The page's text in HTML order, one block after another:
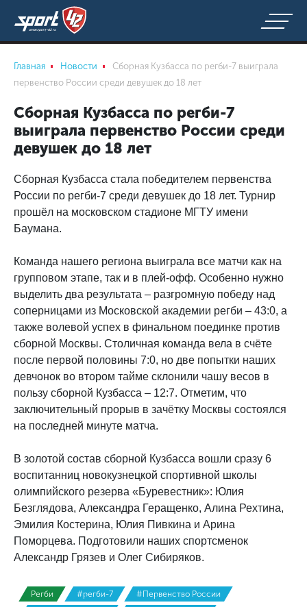
Главная Новости
Сборная Кузбасса по регби-7 выиграла
первенство России среди девушек до 18 лет
Сборная Кузбасса по регби-7
выиграла первенство России среди
девушек до 18 лет
Сборная Кузбасса стала победителем первенства
России по регби-7 среди девушек до 18 лет. Турнир
прошёл на московском стадионе МГТУ имени
Баумана.
Команда нашего региона выиграла все матчи как на
групповом этапе, так и в плей-офф. Особенно нужно
выделить два результата – разгромную победу над
соперницами из Московской академии регби – 43:0, а
также волевой успех в финальном поединке против
сборной Москвы. Столичная команда вела в счёте
после первой половины 7:0, но две попытки наших
девчонок во втором тайме склонили чашу весов в
пользу сборной Кузбасса – 12:7. Отметим, что
заключительный прорыв в зачётку Москвы состоялся
на последней минуте матча.
В золотой состав сборной Кузбасса вошли сразу 6
воспитанниц новокузнецкой спортивной школы
олимпийского резерва «Буревестник»: Юлия
Безглядова, Александра Геращенко, Алина Рехтина,
Эмилия Костерина, Юлия Пивкина и Арина
Поморцева. Подготовили наших спортсменок
Александр Грязев и Олег Сибиряков.
Регби #регби-7
#Первенство России